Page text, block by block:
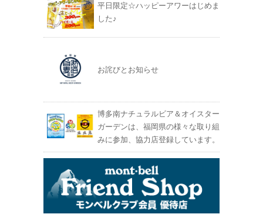
平日限定☆ハッピーアワーはじめま
した♪
お詫びとお知らせ
博多南ナチュラルビア＆オイスター
ガーデンは、福岡県の様々な取り組
みに参加、協力店登録しています。